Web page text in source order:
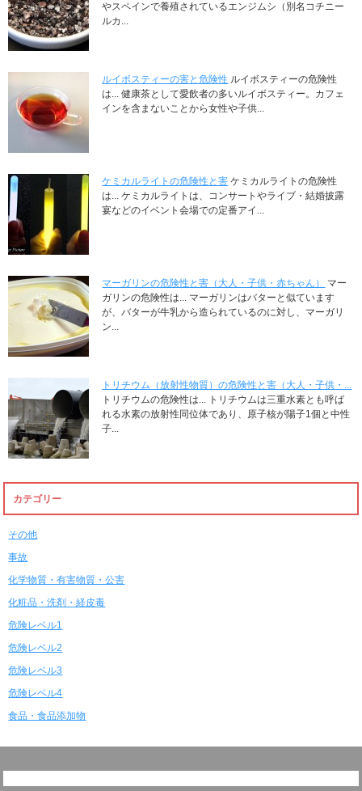
やスペインで養殖されているエンジムシ（別名コチニー
ルカ...
ルイボスティーの害と危険性 ルイボスティーの危険性
は... 健康茶として愛飲者の多いルイボスティー。カフェ
インを含まないことから女性や子供...
ケミカルライトの危険性と害 ケミカルライトの危険性
は... ケミカルライトは、コンサートやライブ・結婚披露
宴などのイベント会場での定番アイ...
マーガリンの危険性と害（大人・子供・赤ちゃん）
マー
ガリンの危険性は... マーガリンはバターと似ています
が、バターが牛乳から造られているのに対し、マーガリ
ン...
トリチウム（放射性物質）の危険性と害（大人・子供・...
トリチウムの危険性は... トリチウムは三重水素とも呼ば
れる水素の放射性同位体であり、原子核が陽子1個と中性
子...
カテゴリー
その他
事故
化学物質・有害物質・公害
化粧品・洗剤・経皮毒
危険レベル1
危険レベル2
危険レベル3
危険レベル4
食品・食品添加物